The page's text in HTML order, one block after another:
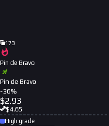
173
Pin de Bravo
Pin de Bravo
-36%
$2.93
$4.65
High grade